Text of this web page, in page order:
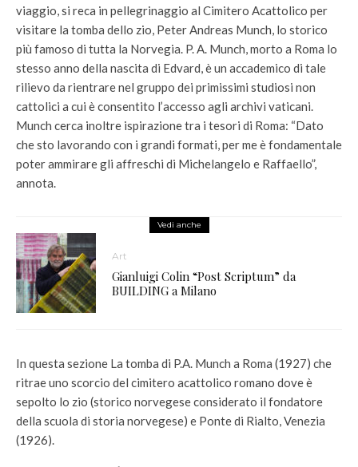
viaggio, si reca in pellegrinaggio al Cimitero Acattolico per
visitare la tomba dello zio, Peter Andreas Munch, lo storico
più famoso di tutta la Norvegia. P. A. Munch, morto a Roma lo
stesso anno della nascita di Edvard, è un accademico di tale
rilievo da rientrare nel gruppo dei primissimi studiosi non
cattolici a cui è consentito l’accesso agli archivi vaticani.
Munch cerca inoltre ispirazione tra i tesori di Roma: “Dato
che sto lavorando con i grandi formati, per me è fondamentale
poter ammirare gli affreschi di Michelangelo e Raffaello”,
annota.
Vedi anche
Art
Gianluigi Colin “Post Scriptum” da
BUILDING a Milano
In questa sezione La tomba di P.A. Munch a Roma (1927) che
ritrae uno scorcio del cimitero acattolico romano dove è
sepolto lo zio (storico norvegese considerato il fondatore
della scuola di storia norvegese) e Ponte di Rialto, Venezia
(1926).